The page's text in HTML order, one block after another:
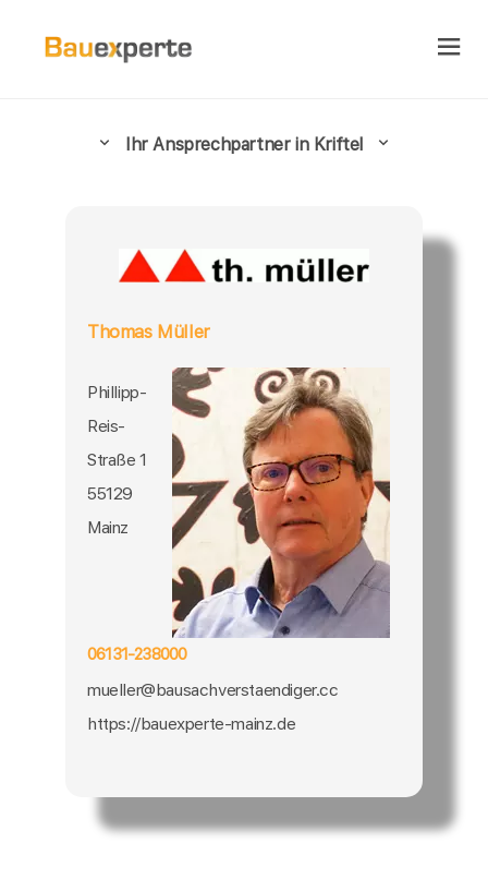
Ihr Ansprechpartner in Kriftel
Thomas Müller
Phillipp-
Reis-
Straße 1
55129
Mainz
06131-238000
mueller@bausachverstaendiger.cc
https://bauexperte-mainz.de